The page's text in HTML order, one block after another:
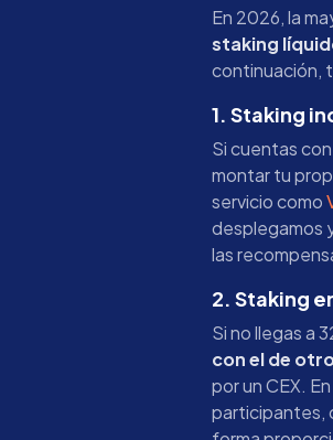
En 2026, la
staking
continuación,
1. Staking
Si cuentas
montar tu
servicio como
desplegamos
las
2. Staking
Si no llegas a
con el de
por un CEX.
participantes,